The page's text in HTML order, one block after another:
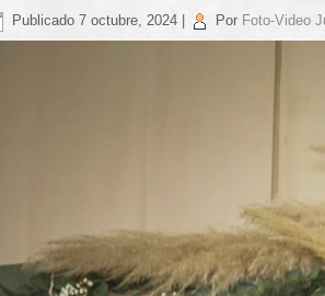
Publicado 7 octubre, 2024 Por Foto-Video